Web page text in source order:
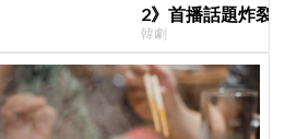
2》首播話題炸裂
季找我，我就拍
韓劇